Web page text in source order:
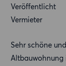
Veröffentlicht
Vermieter
Sehr schöne
Altbauwohnung